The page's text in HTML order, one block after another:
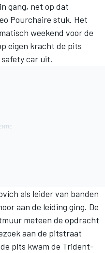
gang, net op dat
Pourchaire stuk. Het
weekend voor de
eigen kracht de pits
car uit.
als leider van banden
aan de leiding ging. De
meteen de opdracht
aan de pitstraat
pits kwam de Trident-